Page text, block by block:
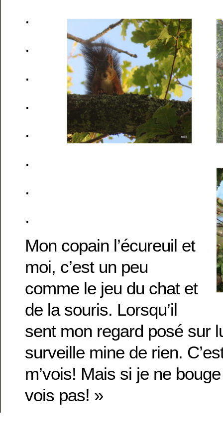
.
.
.
.
.
.
.
.
Mon copain l’écureuil et
moi, c’est un peu
comme le jeu du chat et
de la souris. Lorsqu’il
sent mon regard posé sur
surveille mine de rien.
m’vois! Mais si je ne
vois pas! »